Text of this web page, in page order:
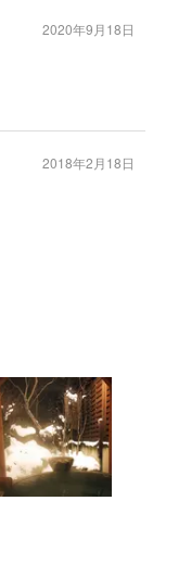
2020年9月18日
2018年2月18日